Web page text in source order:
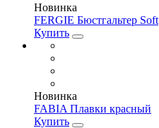
Новинка
FERGIE Бюстгальтер Soft
Купить
Новинка
FABIA Плавки красный
Купить